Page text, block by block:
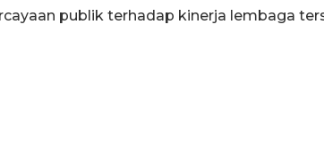
publik terhadap kinerja lembaga